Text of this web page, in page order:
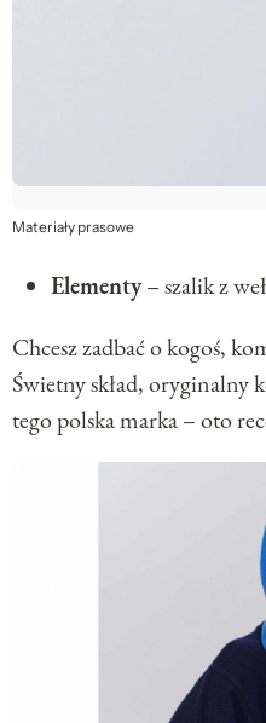
Materiały prasowe
Elementy– szalik z
Chcesz zadbać o kogoś,
Świetny skład, oryginalny
tego polska marka – oto